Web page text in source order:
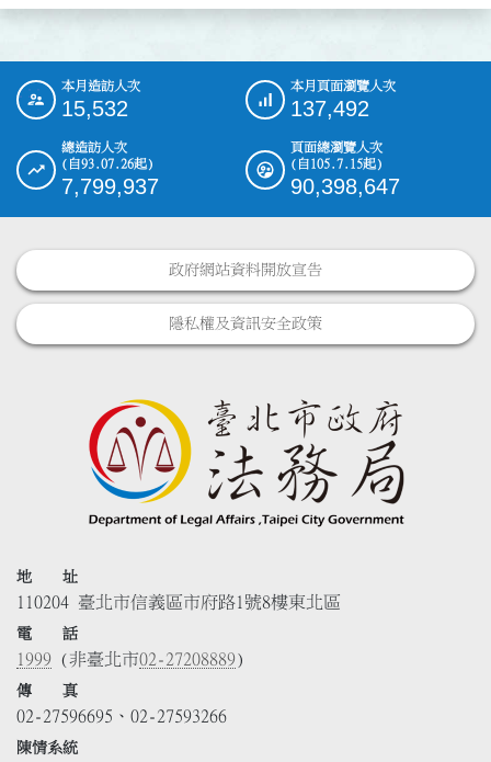
::: 本月造訪人次
15,532
本月頁面瀏覽人次
137,492
總造訪人次
(自93.07.26起)
7,799,937
頁面總瀏覽人次
(自105.7.15起)
90,398,647
政府網站資料開放宣告
隱私權及資訊安全政策
地 址
110204 臺北市信義區市府路1號8樓東北區
電 話
1999 (非臺北市02-27208889)
傳 真
02-27596695、02-27593266
陳情系統